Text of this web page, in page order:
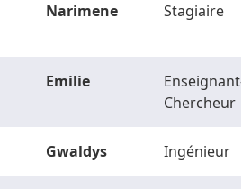
Narimene Stagiaire
Emilie
Enseignant-
Chercheur
Gwaldys Ingénieur